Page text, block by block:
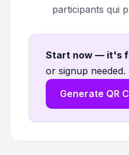
participants qui
Start now — it's
or signup needed.
Generate QR